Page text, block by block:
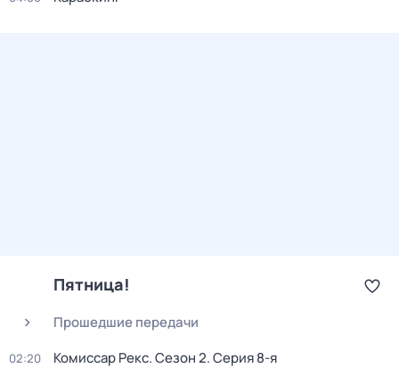
Пятница!
Прошедшие передачи
02:20 Комиссар Рекс. Сезон 2. Серия 8-я